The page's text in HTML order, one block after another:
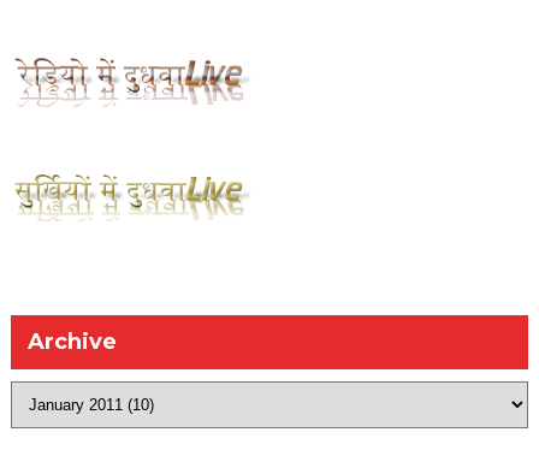
Archive